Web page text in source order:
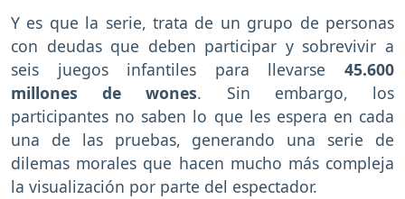
Y es que la serie, trata de un grupo de personas
con deudas que deben participar y sobrevivir a
seis juegos infantiles para llevarse 45.600
millones de wones. Sin embargo, los
participantes no saben lo que les espera en cada
una de las pruebas, generando una serie de
dilemas morales que hacen mucho más compleja
la visualización por parte del espectador.